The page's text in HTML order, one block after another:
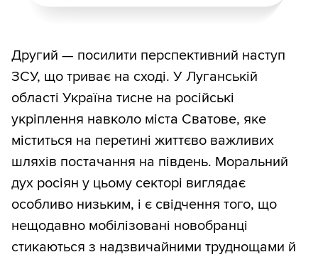
Другий — посилити перспективний наступ
ЗСУ, що триває на сході. У Луганській
області Україна тисне на російські
укріплення навколо міста Сватове, яке
міститься на перетині життєво важливих
шляхів постачання на південь. Моральний
дух росіян у цьому секторі виглядає
особливо низьким, і є свідчення того, що
нещодавно мобілізовані новобранці
стикаються з надзвичайними труднощами й